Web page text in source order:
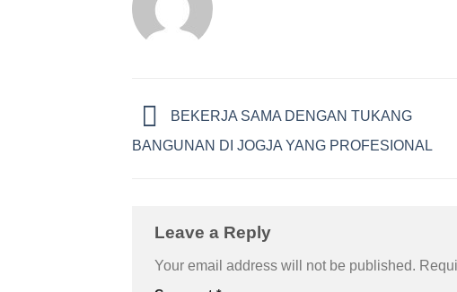
BEKERJA SAMA DENGAN TUKANG
BANGUNAN DI JOGJA YANG PROFESIONAL
Leave a Reply
Your email address will not be published.